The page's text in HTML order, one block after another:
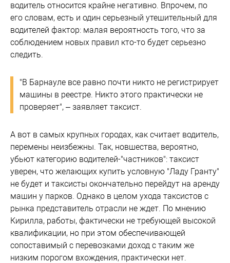
водитель относится крайне негативно. Впрочем, по
его словам, есть и один серьезный утешительный для
водителей фактор: малая вероятность того, что за
соблюдением новых правил кто-то будет серьезно
следить.
"В Барнауле все равно почти никто не регистрирует
машины в реестре. Никто этого практически не
проверяет", – заявляет таксист.
А вот в самых крупных городах, как считает водитель,
перемены неизбежны. Так, новшества, вероятно,
убьют категорию водителей-"частников": таксист
уверен, что желающих купить условную "Ладу Гранту"
не будет и таксисты окончательно перейдут на аренду
машин у парков. Однако в целом ухода таксистов с
рынка представитель отрасли не ждет. По мнению
Кирилла, работы, фактически не требующей высокой
квалификации, но при этом обеспечивающей
сопоставимый с перевозками доход с таким же
низким порогом вхождения, практически нет.